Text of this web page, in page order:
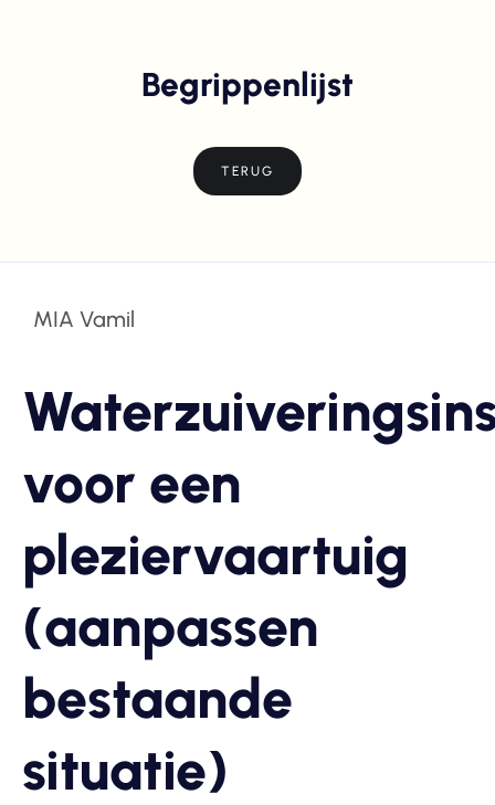
Begrippenlijst
TERUG
MIA Vamil
voor een
pleziervaartuig
(aanpassen
bestaande
situatie)